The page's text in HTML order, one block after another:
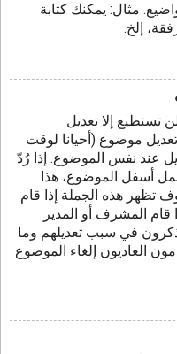
مثال: يمكنك كتابة
إلخ.
تستطيع إلا تعديل
موضوع (أحيانا لوقت
عند نفس الموضوع. إذا رُدّ
أسفل الموضوع، هذا
تظهر هذه الجملة إذا قام
قام المشرف أو المدير
في سبب تعديلهم وما
العاديون إلغاء الموضوع